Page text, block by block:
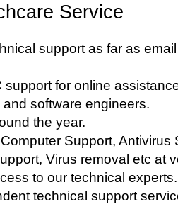
Service
support as far as
support for online
software engineers.
the year.
Support, Antivirus
Virus removal etc at
to our technical experts.
technical support